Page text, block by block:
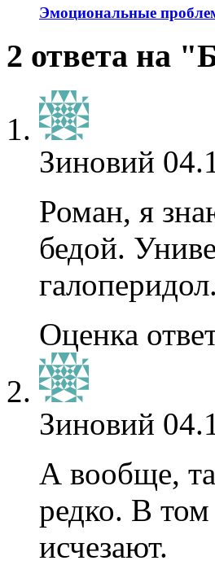
Эмоциональные
2 ответа на
Зиновий
Роман, я
бедой.
галоперидол.
Оценка
Зиновий
А вообще,
редко. В том
исчезают.